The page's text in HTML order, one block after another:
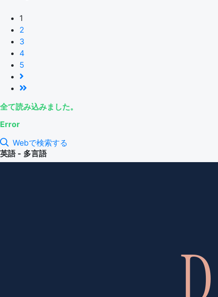
1
2
3
4
5
全て読み込みました。
Error
Webで検索する
英語 - 多言語